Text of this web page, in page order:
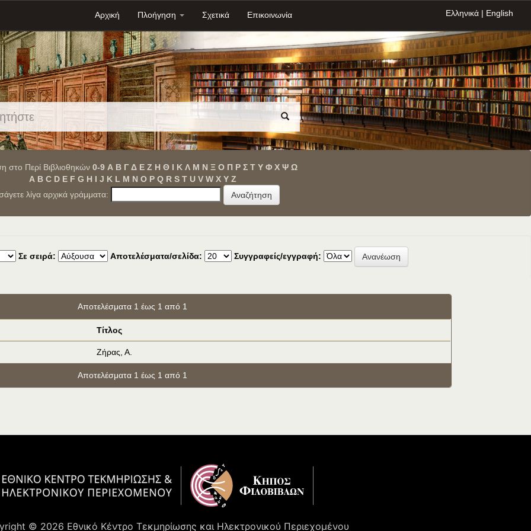
Αρχική Πλοήγηση Σχετικά Επικοινωνία Ελληνικά | English
στο Περί Βιβλιοθηκών 0-9 Α Β Γ Δ Ε Ζ Η Θ Ι Κ Λ Μ Ν Ξ Ο Π Ρ Σ Τ Υ Φ Χ Ψ Ω
A B C D E F G H I J K L M N O P Q R S T U V W X Y Z
λίγα αρχικά γράμματα:
Σε σειρά: Αποτελέσματα/σελίδα: Συγγραφείς/εγγραφή:
Αποτελέσματα 1 έως 1 από 1
Τίτλος
Ζήρας, Α.
Αποτελέσματα 1 έως 1 από 1